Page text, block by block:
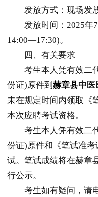
发放方式：现场发放
发放时间：2025年7
14:00—17:30)。
四、有关要求
考生本人凭有效二代
份证)原件到 赫章县中医
未在规定时间内领取《
本次应聘考试资格。
考生本人凭有效二代
份证)原件和《笔试准
试。笔试成绩将在赫章
行公示。
考生如有疑问，请